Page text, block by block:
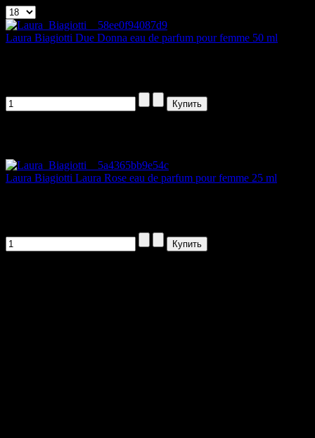
Laura Biagiotti Due Donna eau de parfum pour femme 50 ml
Laura Biagiotti Laura Rose eau de parfum pour femme 25 ml